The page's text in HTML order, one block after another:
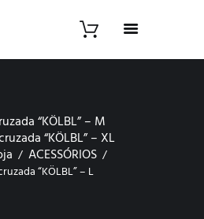
“KÖLBL” – M
“KÖLBL” – XL
ACESSÓRIOS
“KÖLBL” – L